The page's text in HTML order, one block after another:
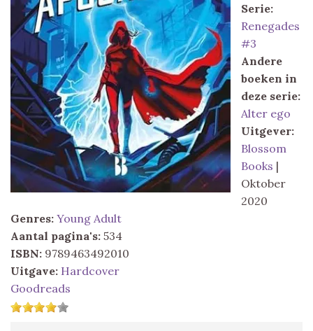
Serie:
Renegades
#3
Andere
boeken in
deze serie:
Alter ego
Uitgever:
Blossom
Books |
Oktober
2020
Genres: Young Adult
Aantal pagina's: 534
ISBN: 9789463492010
Uitgave: Hardcover
Goodreads